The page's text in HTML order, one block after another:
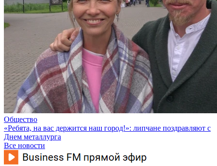
Общество
«Ребята, на вас держится наш город!»: липчане поздравляют с
Днем металлурга
Все новости